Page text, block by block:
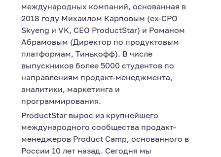
международных компаний, основанная в
2018 году Михаилом Карповым (ex-CPO
Skyeng и VK, CEO ProductStar) и Романом
Абрамовым (Директор по продуктовым
платформам, Тинькофф). В числе
выпускников более 5000 студентов по
направлениям продакт-менеджмента,
аналитики, маркетинга и
программирования.
ProductStar вырос из крупнейшего
международного сообщества продакт-
менеджеров Product Camp, основанного в
России 10 лет назад. Сегодня мы